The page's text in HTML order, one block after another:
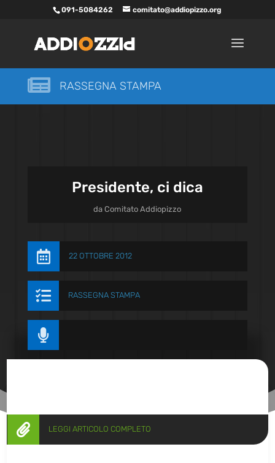
091-5084262 comitato@addiopizzo.org
 RASSEGNA STAMPA
Presidente, ci dica
daComitato Addiopizzo
 22 OTTOBRE 2012
 RASSEGNA STAMPA

 LEGGI ARTICOLO COMPLETO